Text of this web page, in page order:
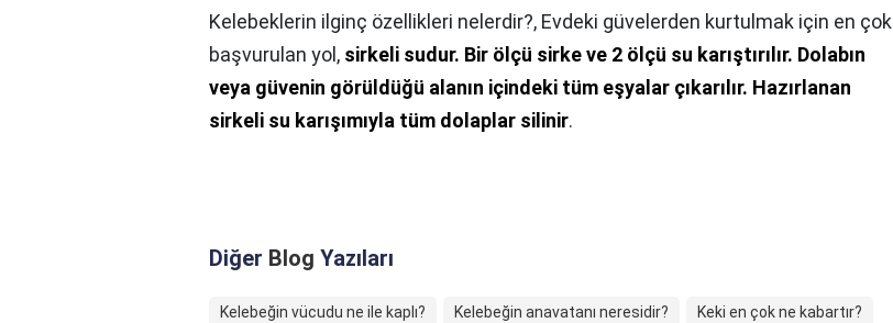
Kelebeklerin ilginç özellikleri nelerdir?, Evdeki güvelerden kurtulmak için en çok
başvurulan yol, sirkeli sudur. Bir ölçü sirke ve 2 ölçü su karıştırılır. Dolabın
veya güvenin görüldüğü alanın içindeki tüm eşyalar çıkarılır. Hazırlanan
sirkeli su karışımıyla tüm dolaplar silinir.
Diğer Blog Yazıları
Kelebeğin vücudu ne ile kaplı? Kelebeğin anavatanı neresidir? Keki en çok ne kabartır?